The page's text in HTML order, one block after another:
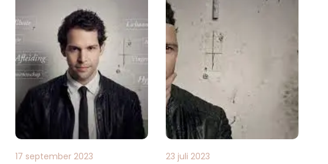
17 september 2023 23 juli 2023